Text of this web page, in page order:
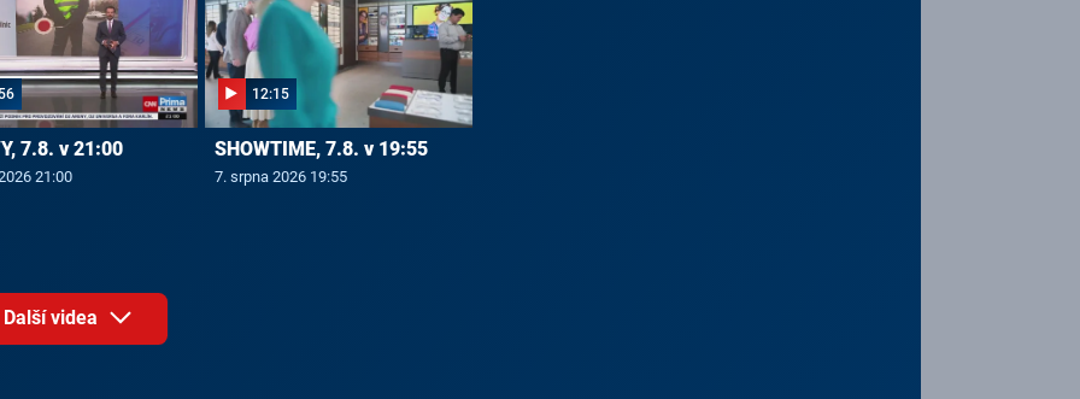
7.8. v 21:00
21:00
12:15
SHOWTIME, 7.8. v 19:55
7. srpna 2026 19:55
Další videa